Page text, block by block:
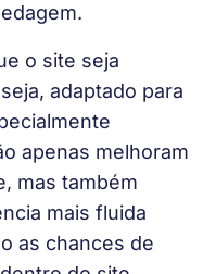
o site seja
adaptado para
apenas melhoram
mas também
mais fluida
as chances de